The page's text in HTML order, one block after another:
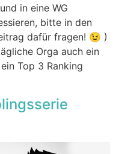
in eine WG
bitte in den
dafür fragen! 😉 )
Orga auch ein
Top 3 Ranking